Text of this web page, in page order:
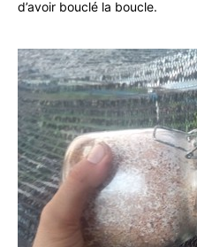
d’avoir bouclé la boucle.